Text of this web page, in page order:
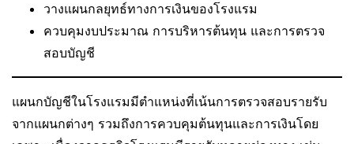
วางแผนกลยุทธ์ทางการเงินของโรงแรม
ควบคุมงบประมาณ การบริหารต้นทุน และการตรวจ
สอบบัญชี
แผนกบัญชีในโรงแรมมีตำแหน่งที่เน้นการตรวจสอบรายรับ
จากแผนกต่างๆ รวมถึงการควบคุมต้นทุนและการเงินโดย